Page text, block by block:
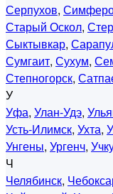
Серпухов,
Старый Оскол,
Сыктывкар,
Сумгаит, Сухум,
Степногорск,
У
Уфа, Улан-Удэ,
Усть-Илимск, Ухта,
Унгены, Ургенч,
Ч
Челябинск,